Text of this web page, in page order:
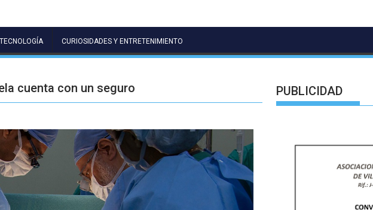
CURIOSIDADES Y ENTRETENIMIENTO
cuenta con un seguro PUBLICIDAD